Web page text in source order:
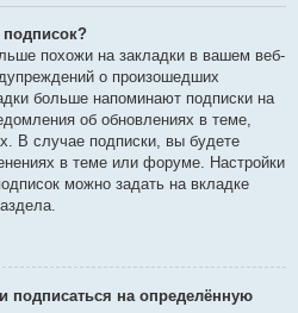
подписок?
похожи на закладки в вашем веб-
о произошедших
больше напоминают подписки на
об обновлениях в теме,
В случае подписки, вы будете
в теме или форуме. Настройки
можно задать на вкладке
подписаться на определённую